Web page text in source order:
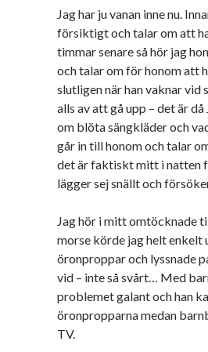
Jag har ju vanan inne nu.
försiktigt och talar om att
timmar senare så hör jag
och talar om för honom att
slutligen när han vaknar vid
alls av att gå upp – det är
om blöta sängkläder och
går in till honom och talar
det är faktiskt mitt i natten
lägger sej snällt och
Jag hör i mitt omtöcknade
morse körde jag helt enkelt
öronproppar och lyssnade
vid – inte så svårt… Med
problemet galant och han
öronpropparna medan
TV.